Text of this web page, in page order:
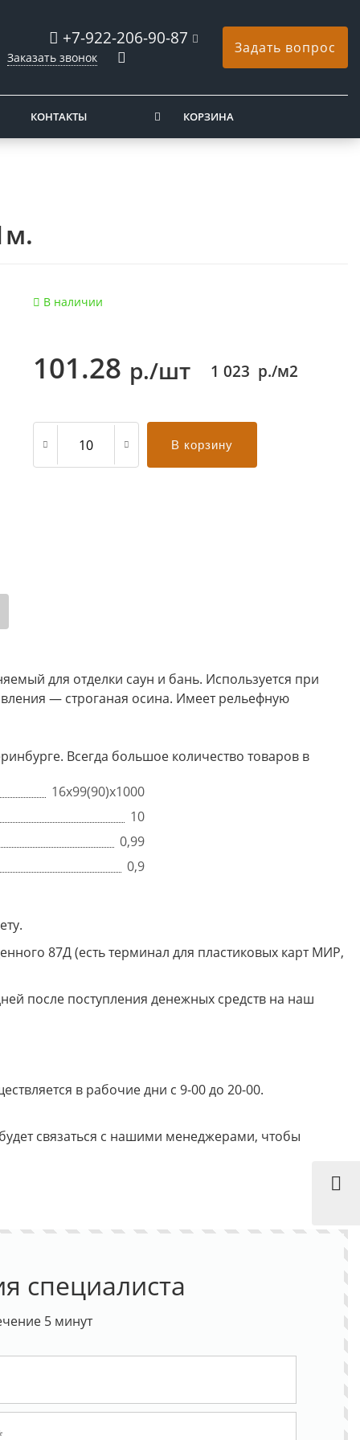
+7-922-206-90-87
Заказать звонок
Задать вопрос
КОНТАКТЫ КОРЗИНА
В наличии
101.28 р./шт 1 023 р./м2
В корзину
для отделки саун и бань. Используется при
— строганая осина. Имеет рельефную
Всегда большое количество товаров в
16х99(90)х1000
10
0,99
0,9
87Д (есть терминал для пластиковых карт МИР,
после поступления денежных средств на наш
в рабочие дни с 9-00 до 20-00.
связаться с нашими менеджерами, чтобы
специалиста
5 минут